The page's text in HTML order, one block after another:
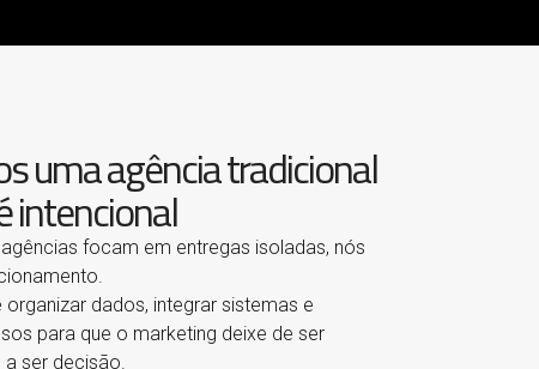
uma agência tradicional
focam em entregas isoladas, nós
dados, integrar sistemas e
para que o marketing deixe de ser
ser decisão.